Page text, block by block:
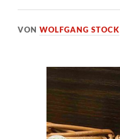
VONWOLFGANG STOCK